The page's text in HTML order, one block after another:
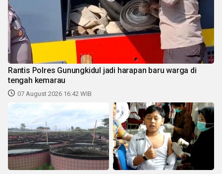
Rantis Polres Gunungkidul jadi harapan baru warga di
tengah kemarau
07 August 2026 16:42 WIB